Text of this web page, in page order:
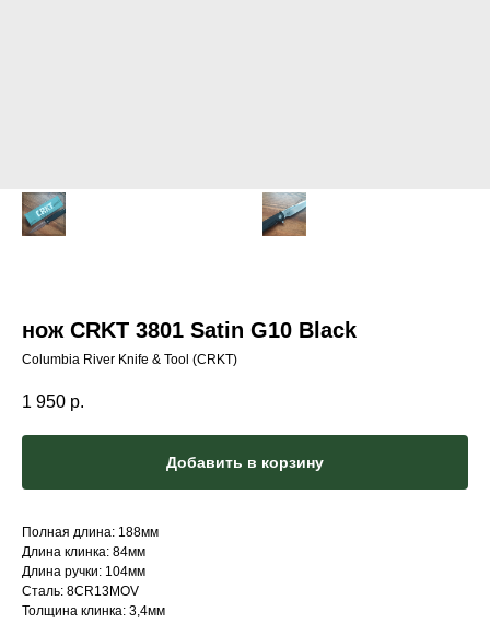
нож CRKT 3801 Satin G10 Black
Columbia River Knife & Tool (CRKT)
1 950 р.
Добавить в корзину
Полная длина: 188мм
Длина клинка: 84мм
Длина ручки: 104мм
Сталь: 8CR13MOV
Толщина клинка: 3,4мм